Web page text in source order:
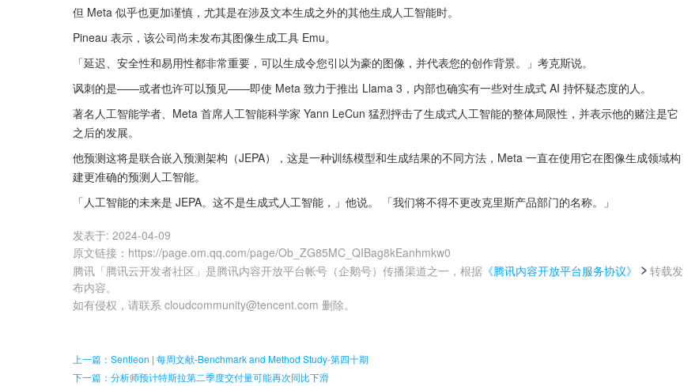
但 Meta 似乎也更加谨慎，尤其是在涉及文本生成之外的其他生成人工智能时。
Pineau 表示，该公司尚未发布其图像生成工具 Emu。
「延迟、安全性和易用性都非常重要，可以生成令您引以为豪的图像，并代表您的创作背景。」考克斯说。
讽刺的是——或者也许可以预见——即使 Meta 致力于推出 Llama 3，内部也确实有一些对生成式 AI 持怀疑态度的人。
著名人工智能学者、Meta 首席人工智能科学家 Yann LeCun 猛烈抨击了生成式人工智能的整体局限性，并表示他的赌注是它
之后的发展。
他预测这将是联合嵌入预测架构（JEPA），这是一种训练模型和生成结果的不同方法，Meta 一直在使用它在图像生成领域构
建更准确的预测人工智能。
「人工智能的未来是 JEPA。这不是生成式人工智能，」他说。 「我们将不得不更改克里斯产品部门的名称。」
发表于: 2024-04-09
原文链接 ： https://page.om.qq.com/page/Ob_ZG85MC_QIBag8kEanhmkw0
腾讯「腾讯云开发者社区」是腾讯内容开放平台帐号（企鹅号）传播渠道之一，根据 《腾讯内容开放平台服务协议》
转载发
布内容。
如有侵权，请联系 cloudcommunity@tencent.com 删除。
上一篇：Sentieon | 每周文献-Benchmark and Method Study-第四十期
下一篇：分析师预计特斯拉第二季度交付量可能再次同比下滑